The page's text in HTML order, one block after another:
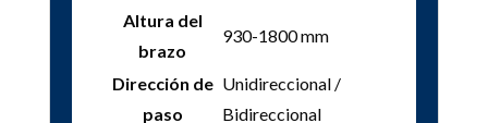
Altura del
brazo
930-1800 mm
Dirección de
paso
Unidireccional /
Bidireccional